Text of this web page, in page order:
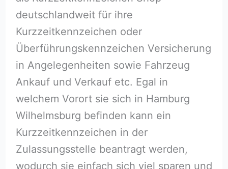
deutschlandweit für ihre
Kurzzeitkennzeichen oder
Überführungskennzeichen Versicherung
in Angelegenheiten sowie Fahrzeug
Ankauf und Verkauf etc. Egal in
welchem Vorort sie sich in Hamburg
Wilhelmsburg befinden kann ein
Kurzzeitkennzeichen in der
Zulassungsstelle beantragt werden,
wodurch sie einfach sich viel sparen und